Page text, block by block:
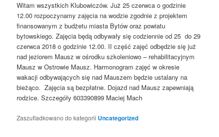
Witam wszystkich Klubowiczów. Już 25 czerwca o godzinie
12.00 rozpoczynamy zajęcia na wodzie zgodnie z projektem
finansowanym z budżetu miasta Bytów oraz powiatu
bytowskiego. Zajęcia będą odbywały się codziennie od 25 do 29
czerwca 2018 o godzinie 12.00. II część zajęć odbędzie się już
nad jeziorem Mausz w ośrodku szkoleniowo – rehabilitacyjnym
Mausz w Ostrowie Mausz. Harmonogram zajęć w okresie
wakacji odbywających się nad Mauszem będzie ustalany na
bieżąco. Zajęcia są bezpłatne. Dojazd nad Mausz zapewniają
rodzice. Szczegóły 603390899 Maciej Mach
Zaszufladkowano do kategorii Uncategorized